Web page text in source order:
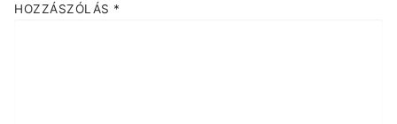
HOZZÁSZÓLÁS *